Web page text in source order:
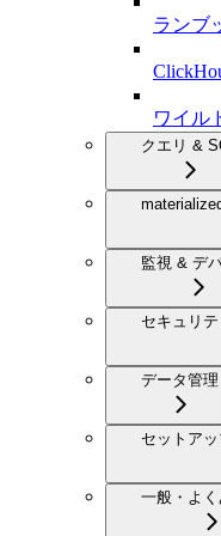
ランブ
ワイル
クエリ &
監視 & デ
セキュリ
データ管理
セットア
一般・よ